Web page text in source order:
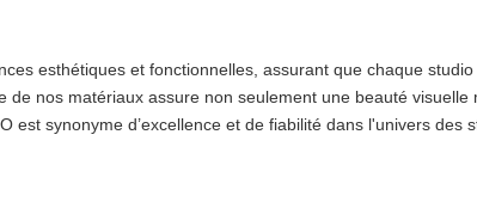
esthétiques et fonctionnelles, assurant que chaque studio
nos matériaux assure non seulement une beauté visuelle
synonyme d’excellence et de fiabilité dans l'univers des